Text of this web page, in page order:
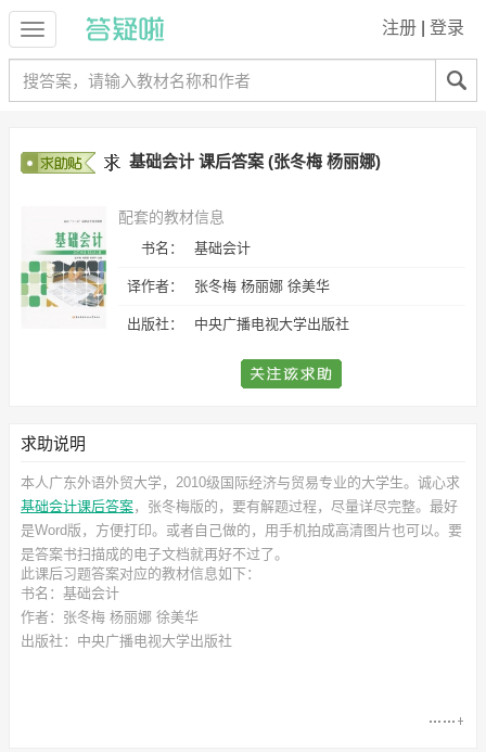
注册 登录
基础会计 课后答案 (张冬梅 杨丽娜)
配套的教材信息
书名： 基础会计
译作者： 张冬梅 杨丽娜 徐美华
出版社： 中央广播电视大学出版社
求助说明
本人广东外语外贸大学，2010级国际经济与贸易专业的大学生。诚心求
基础会计课后答案，张冬梅版的，要有解题过程，尽量详尽完整。最好
是Word版，方便打印。或者自己做的，用手机拍成高清图片也可以。要
是答案书扫描成的电子文档就再好不过了。
此课后习题答案对应的教材信息如下：
书名：基础会计
作者：张冬梅 杨丽娜 徐美华
出版社：中央广播电视大学出版社